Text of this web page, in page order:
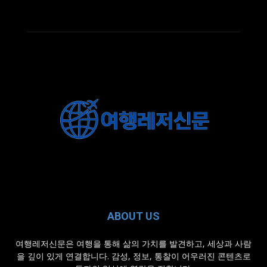
ABOUT US
여행레저신문은 여행을 통해 삶의 가치를 발견하고, 세상과 사람
을 깊이 있게 연결합니다. 감성, 정보, 통찰이 어우러진 콘텐츠로